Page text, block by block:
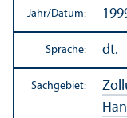
Jahr/Datum:
Sprache: dt.
Sachgebiet: